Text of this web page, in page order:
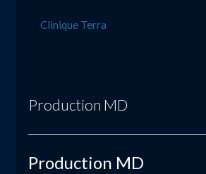
Clinique Terra
Production MD
Production MD